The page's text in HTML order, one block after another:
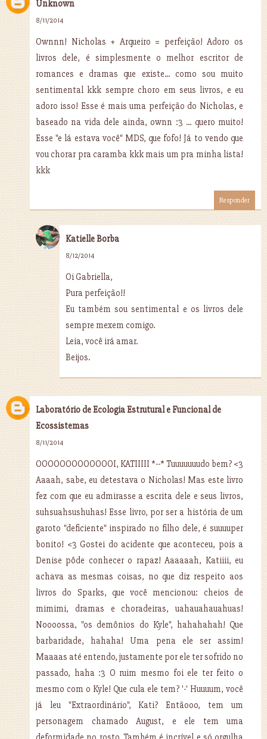
Unknown
8/11/2014
Ownnn! Nicholas + Arqueiro = perfeição! Adoro os
livros dele, é simplesmente o melhor escritor de
romances e dramas que existe... como sou muito
sentimental kkk sempre choro em seus livros, e eu
adoro isso! Esse é mais uma perfeição do Nicholas, e
baseado na vida dele ainda, ownn :3 ... quero muito!
Esse "e lá estava você" MDS, que fofo! Já to vendo que
vou chorar pra caramba kkk mais um pra minha lista!
kkk
Responder
Katielle Borba
8/12/2014
Oi Gabriella,
Pura perfeição!!
Eu também sou sentimental e os livros dele
sempre mexem comigo.
Leia, você irá amar.
Beijos.
Laboratório de Ecologia Estrutural e Funcional de
Ecossistemas
8/11/2014
OOOOOOOOOOOOOI, KATIIIII *--* Tuuuuuuudo bem? <3
Aaaah, sabe, eu detestava o Nicholas! Mas este livro
fez com que eu admirasse a escrita dele e seus livros,
suhsuahsushuhas! Esse livro, por ser a história de um
garoto "deficiente" inspirado no filho dele, é suuuuper
bonito! <3 Gostei do acidente que aconteceu, pois a
Denise pôde conhecer o rapaz! Aaaaaah, Katiiii, eu
achava as mesmas coisas, no que diz respeito aos
livros do Sparks, que você mencionou: cheios de
mimimi, dramas e choradeiras, uahauahauahuas!
Noooossa, "os demônios do Kyle", hahahahah! Que
barbaridade, hahaha! Uma pena ele ser assim!
Maaaas até entendo, justamente por ele ter sofrido no
passado, haha :3 O ruim mesmo foi ele ter feito o
mesmo com o Kyle! Que cula ele tem? '-' Huuuum, você
já leu "Extraordinário", Kati? Entãooo, tem um
personagem chamado August, e ele tem uma